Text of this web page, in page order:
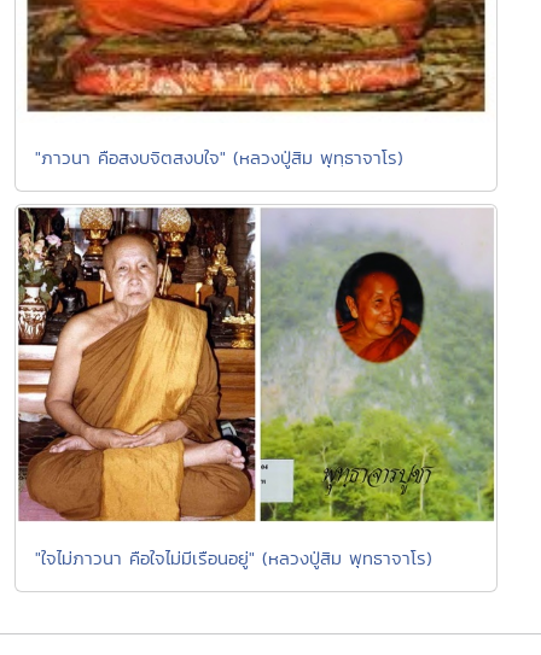
"ภาวนา คือสงบจิตสงบใจ" (หลวงปู่สิม พุทฺธาจาโร)
"ใจไม่ภาวนา คือใจไม่มีเรือนอยู่" (หลวงปู่สิม พุทธาจาโร)